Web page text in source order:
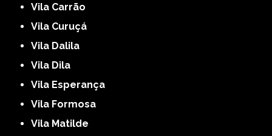
Vila Carrão
Vila Curuçá
Vila Dalila
Vila Dila
Vila Esperança
Vila Formosa
Vila Matilde